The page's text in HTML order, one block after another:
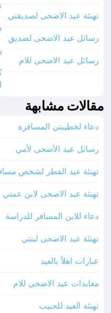
تهنئة عيد الاضحى لصديقتي
رسائل عيد الاضحى لصديق
رسائل عيد الاضحى للام
مقالات مشابهة
دعاء لخطيبتي المسافرة
رسائل عيد الأضحى لأمي
تهنئة عيد الفطر لشخص
تهنئة عيد الاضحى لابن عمتي
دعاء للابن المسافر للدراسة
تهنئة عيد الاضحى لبنتي
عبارات اهلاً بالعيد
معايدات عيد الاضحى للام
تهنئة العيد للحبيب